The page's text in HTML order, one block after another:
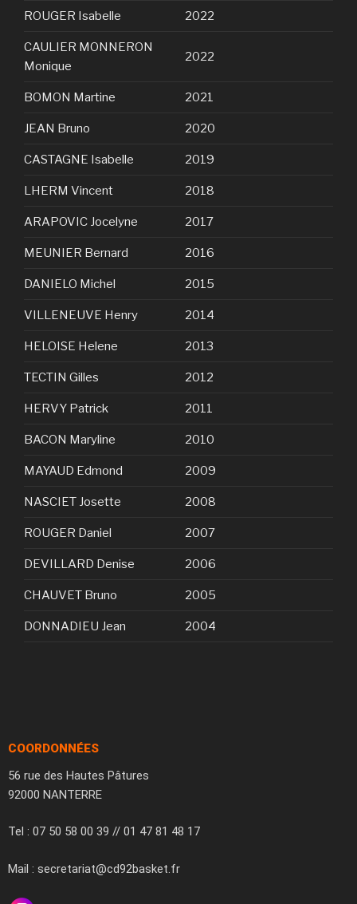
ROUGER Isabelle 2022
CAULIER MONNERON
Monique
2022
BOMON Martine 2021
JEAN Bruno 2020
CASTAGNE Isabelle 2019
LHERM Vincent 2018
ARAPOVIC Jocelyne 2017
MEUNIER Bernard 2016
DANIELO Michel 2015
VILLENEUVE Henry 2014
HELOISE Helene 2013
TECTIN Gilles 2012
HERVY Patrick 2011
BACON Maryline 2010
MAYAUD Edmond 2009
NASCIET Josette 2008
ROUGER Daniel 2007
DEVILLARD Denise 2006
CHAUVET Bruno 2005
DONNADIEU Jean 2004
COORDONNÉES
56 rue des Hautes Pâtures
92000 NANTERRE
Tel : 07 50 58 00 39 // 01 47 81 48 17
Mail : secretariat@cd92basket.fr